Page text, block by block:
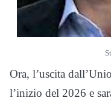
Ora, l’uscita
l’inizio del 2026 e